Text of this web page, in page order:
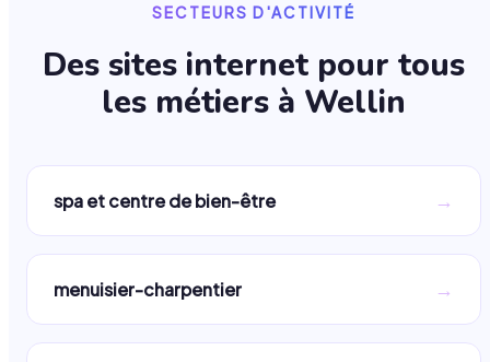
SECTEURS D'ACTIVITÉ
Des sites internet pour tous
les métiers à Wellin
spa et centre de bien-être →
menuisier-charpentier →